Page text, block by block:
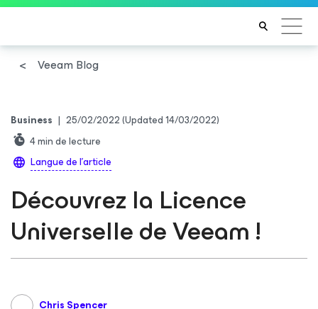
Veeam Blog
Business | 25/02/2022(Updated 14/03/2022)
4min de lecture
Langue de l'article
Découvrez la Licence
Universelle de Veeam !
Chris Spencer